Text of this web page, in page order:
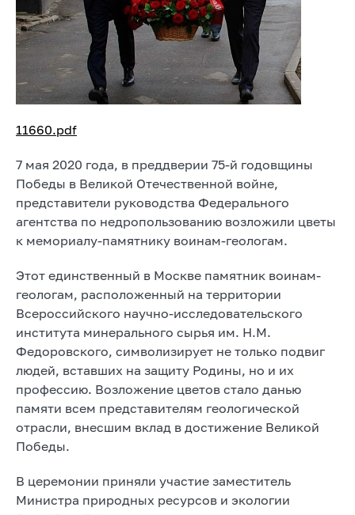
11660.pdf
7 мая 2020 года, в преддверии 75-й годовщины
Победы в Великой Отечественной войне,
представители руководства Федерального
агентства по недропользованию возложили цветы
к мемориалу-памятнику воинам-геологам.
Этот единственный в Москве памятник воинам-
геологам, расположенный на территории
Всероссийского научно-исследовательского
института минерального сырья им. Н.М.
Федоровского, символизирует не только подвиг
людей, вставших на защиту Родины, но и их
профессию. Возложение цветов стало данью
памяти всем представителям геологической
отрасли, внесшим вклад в достижение Великой
Победы.
В церемонии приняли участие заместитель
Министра природных ресурсов и экологии